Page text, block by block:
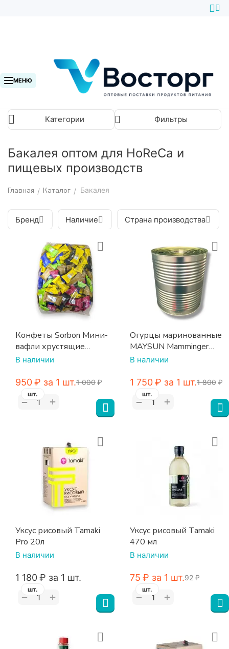
МЕНЮ
Категории Фильтры
Бакалея оптом для HoReCa и
пищевых производств
Главная / Каталог / Бакалея
Бренд Наличие Страна производства
Конфеты Sorbon Мини-
вафли хрустящие
ассорти «Радуга» 1,5 кг
В наличии
‍950‍₽ за 1 шт.1 000₽
− +
шт.
Огурцы маринованные
MAYSUN Mamminger
100/110, 10200 мл
В наличии
1 750₽ за 1 шт.1 800₽
− +
шт.
Уксус рисовый Tamaki
Pro 20л
В наличии
1 180₽ за 1 шт.
− +
шт.
Уксус рисовый Tamaki
470 мл
В наличии
‍75‍ ₽ за 1 шт.‍92‍₽
− +
шт.